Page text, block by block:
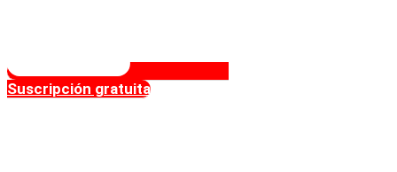
Suscripción gratuita